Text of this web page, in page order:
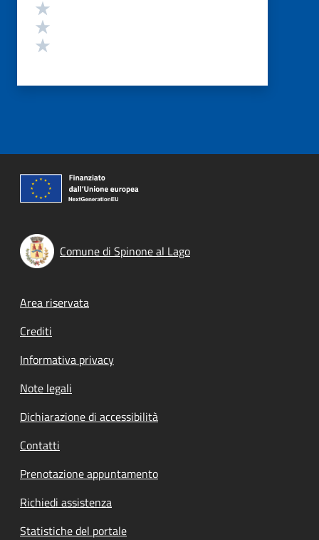
Comune di Spinone al Lago
Footer menu
Area riservata
Crediti
Informativa privacy
Note legali
Dichiarazione di accessibilità
Contatti
Prenotazione appuntamento
Richiedi assistenza
Statistiche del portale